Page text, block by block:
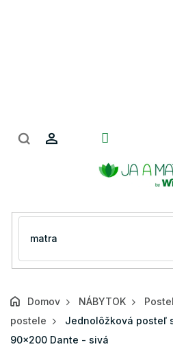
Domov NÁBYTOK
postele
Jednolôžková posteľ
90x200 Dante - sivá